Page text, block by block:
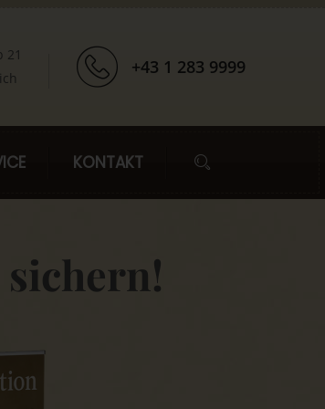
21
+43 1 283 9999
KONTAKT
sichern!